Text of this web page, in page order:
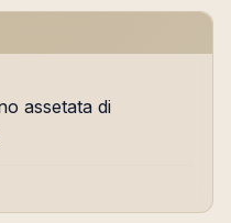
assetata di